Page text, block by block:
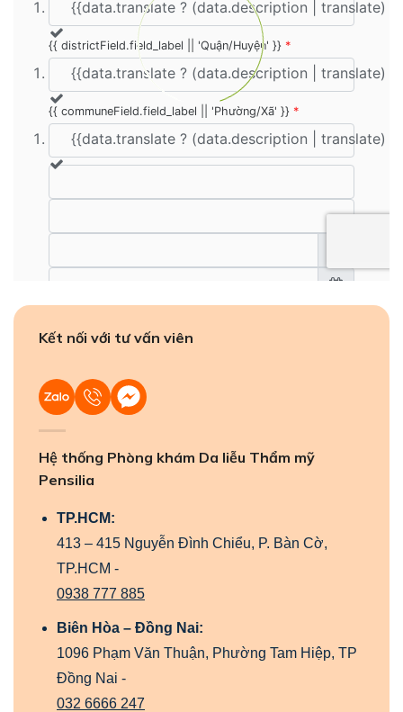
Kết nối với tư vấn viên
Hệ thống Phòng khám Da liễu Thẩm mỹ
Pensilia
TP.HCM:
413 – 415 Nguyễn Đình Chiểu, P. Bàn Cờ,
TP.HCM -
0938 777 885
Biên Hòa – Đồng Nai:
1096 Phạm Văn Thuận, Phường Tam Hiệp, TP
Đồng Nai -
032 6666 247